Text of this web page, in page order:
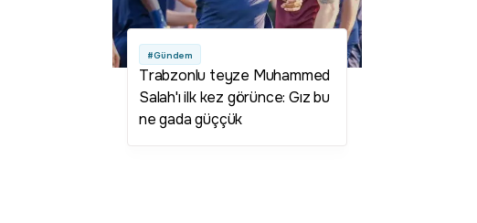
#Gündem
Trabzonlu teyze Muhammed
Salah'ı ilk kez görünce: Gız bu
ne gada güççük